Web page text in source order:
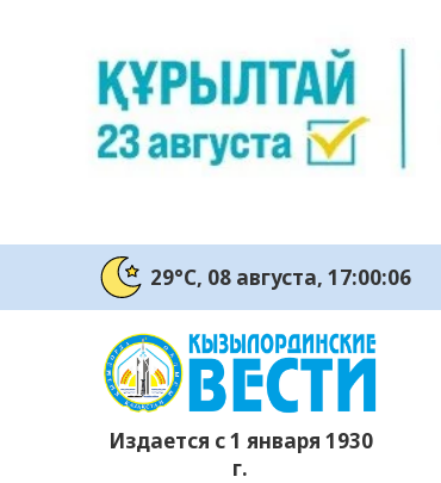
29°C, 08 августа, 17:00:07
Издается с 1 января 1930
г.